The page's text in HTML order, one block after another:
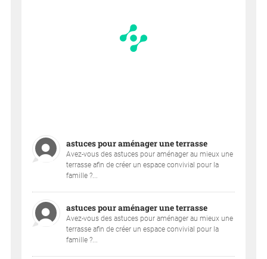
astuces pour aménager une terrasse
Avez-vous des astuces pour aménager au mieux une
terrasse afin de créer un espace convivial pour la
famille ?...
astuces pour aménager une terrasse
Avez-vous des astuces pour aménager au mieux une
terrasse afin de créer un espace convivial pour la
famille ?...